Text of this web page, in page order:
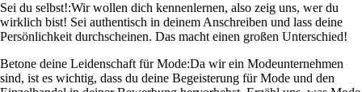
Sei du selbst!:Wir wollen dich kennenlernen, also zeig uns, wer du
wirklich bist! Sei authentisch in deinem Anschreiben und lass deine
Persönlichkeit durchscheinen. Das macht einen großen Unterschied!
Betone deine Leidenschaft für Mode:Da wir ein Modeunternehmen
sind, ist es wichtig, dass du deine Begeisterung für Mode und den